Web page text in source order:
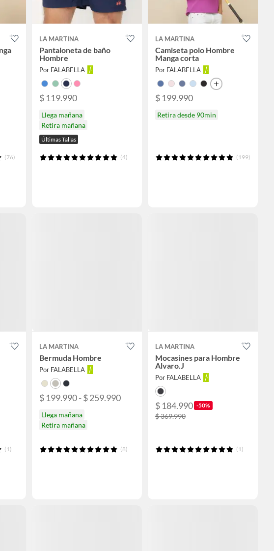
(76)
LA MARTINA
Pantaloneta de baño
Hombre
Por FALABELLA
$ 119.990
Llega mañana
Retira mañana
Últimas Tallas
(4)
LA MARTINA
Camiseta polo Hombre
Manga corta
Por FALABELLA
$ 199.990
Retira desde 90min
(199)
(1)
LA MARTINA
Bermuda Hombre
Por FALABELLA
$ 199.990 - $ 259.990
Llega mañana
Retira mañana
(8)
LA MARTINA
Mocasines para Hombre
Alvaro.J
Por FALABELLA
$ 184.990 -50%
$ 369.990
(1)